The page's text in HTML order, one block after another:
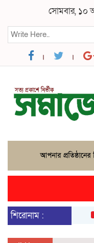
সোমবার, ১০
শিরোনাম :